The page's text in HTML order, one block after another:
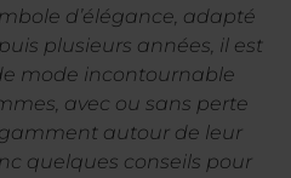
d’élégance, adapté
plusieurs années, il est
mode incontournable
avec ou sans perte
autour de leur
quelques conseils pour